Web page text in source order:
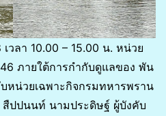
วลา 10.00 – 15.00 น. หน่วย
ภายใต้การกำกับดูแลของ พัน
หน่วยเฉพาะกิจกรมทหารพราน
ปปนนท์ นามประดิษฐ์ ผู้บังคับ